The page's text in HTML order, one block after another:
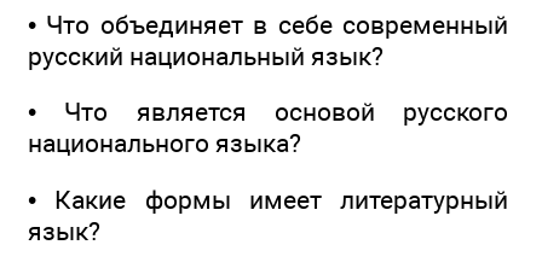
• Что объединяет в себе современный
русский национальный язык?
• Что является основой русского
национального языка?
• Какие формы имеет литературный
язык?